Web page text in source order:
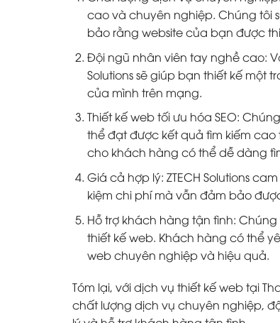
cao và chuyên nghiệp. Chúng tôi
bảo rằng website của bạn được
Đội ngũ nhân viên tay nghề cao:
Solutions sẽ giúp bạn thiết kế
của mình trên mạng.
Thiết kế web tối ưu hóa SEO:
thể đạt được kết quả tìm kiếm
cho khách hàng có thể dễ dàng
Giá cả hợp lý: ZTECH Solutions
kiệm chi phí mà vẫn đảm bảo
Hỗ trợ khách hàng tận tình:
thiết kế web. Khách hàng có thể
web chuyên nghiệp và hiệu quả.
Tóm lại, với dịch vụ thiết kế web tại
chất lượng dịch vụ chuyên nghiệp,